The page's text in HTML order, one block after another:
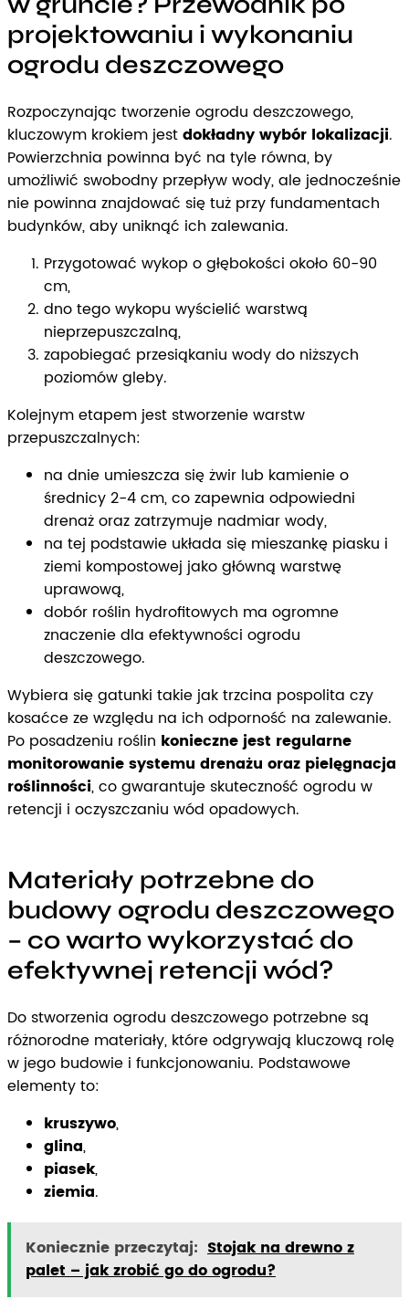
projektowaniu i wykonaniu
ogrodu deszczowego
Rozpoczynając tworzenie ogrodu deszczowego,
kluczowym krokiem jestdokładny wybór lokalizacji.
Powierzchnia powinna być na tyle równa, by
umożliwić swobodny przepływ wody, ale jednocześnie
nie powinna znajdować się tuż przy fundamentach
budynków, aby uniknąć ich zalewania.
Przygotować wykop o głębokości około 60-90
cm,
dno tego wykopu wyścielić warstwą
nieprzepuszczalną,
zapobiegać przesiąkaniu wody do niższych
poziomów gleby.
Kolejnym etapem jest stworzenie warstw
przepuszczalnych:
na dnie umieszcza się żwir lub kamienie o
średnicy 2-4 cm, co zapewnia odpowiedni
drenaż oraz zatrzymuje nadmiar wody,
na tej podstawie układa się mieszankę piasku i
ziemi kompostowej jako główną warstwę
uprawową,
dobór roślin hydrofitowych ma ogromne
znaczenie dla efektywności ogrodu
deszczowego.
Wybiera się gatunki takie jak trzcina pospolita czy
kosaćce ze względu na ich odporność na zalewanie.
Po posadzeniu roślin konieczne jest regularne
monitorowanie systemu drenażu oraz pielęgnacja
roślinności, co gwarantuje skuteczność ogrodu w
retencji i oczyszczaniu wód opadowych.
Materiały potrzebne do
budowy ogrodu deszczowego
– co warto wykorzystać do
efektywnej retencji wód?
Do stworzenia ogrodu deszczowego potrzebne są
różnorodne materiały, które odgrywają kluczową rolę
w jego budowie i funkcjonowaniu. Podstawowe
elementy to:
kruszywo,
glina,
piasek,
ziemia.
Koniecznie przeczytaj: Stojak na drewno z
palet – jak zrobić go do ogrodu?